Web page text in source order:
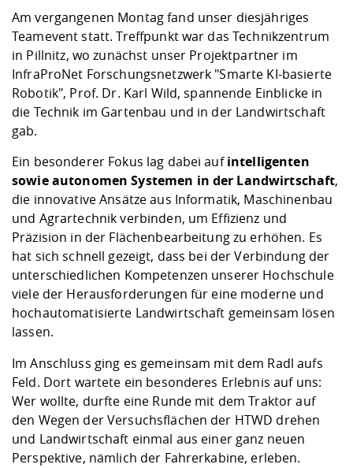
Vorbereitung
Checkliste zum
Studien- und
Digitales Lernen
Fremdsprachen
Jobs, Praktika,
Studieren in
Lebenslagen
Angebote der
Arbeit
Career Service
Lehren,
Weiterbilden im
Internationale
Formulare und
FIS -
Prototyping und
Gründung und
Kontakt &
Klimaschutz &
Förderverein
Gremien und
Informatik/
Landbau/
Maschinenbau
Angebote für Unternehmen
Kontakt und Anfahrt
Qualitätssicherung
Am vergangenen Montag fand unser diesjähriges
Teamevent statt. Treffpunkt war das Technikzentrum
in Pillnitz, wo zunächst unser Projektpartner im
InfraProNet Forschungsnetzwerk "Smarte KI-basierte
Robotik", Prof. Dr. Karl Wild, spannende Einblicke in
die Technik im Gartenbau und in der Landwirtschaft
gab.
Ein besonderer Fokus lag dabei aufintelligenten
sowie autonomen Systemen in der Landwirtschaft,
die innovative Ansätze aus Informatik, Maschinenbau
und Agrartechnik verbinden, um Effizienz und
Präzision in der Flächenbearbeitung zu erhöhen. Es
hat sich schnell gezeigt, dass bei der Verbindung der
unterschiedlichen Kompetenzen unserer Hochschule
viele der Herausforderungen für eine moderne und
hochautomatisierte Landwirtschaft gemeinsam lösen
lassen.
Im Anschluss ging es gemeinsam mit dem Radl aufs
Feld. Dort wartete ein besonderes Erlebnis auf uns:
Wer wollte, durfte eine Runde mit dem Traktor auf
den Wegen der Versuchsflächen der HTWD drehen
und Landwirtschaft einmal aus einer ganz neuen
Perspektive, nämlich der Fahrerkabine, erleben.